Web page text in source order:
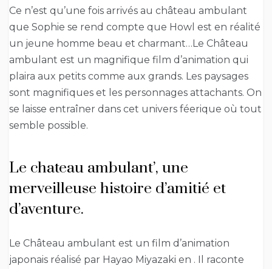
Ce n’est qu’une fois arrivés au château ambulant
que Sophie se rend compte que Howl est en réalité
un jeune homme beau et charmant…Le Château
ambulant est un magnifique film d’animation qui
plaira aux petits comme aux grands. Les paysages
sont magnifiques et les personnages attachants. On
se laisse entraîner dans cet univers féerique où tout
semble possible.
Le chateau ambulant’, une
merveilleuse histoire d’amitié et
d’aventure.
Le Château ambulant est un film d’animation
japonais réalisé par Hayao Miyazaki en . Il raconte